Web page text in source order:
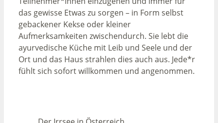
das gewisse Etwas zu sorgen – in Form selbst
gebackener Kekse oder kleiner
Aufmerksamkeiten zwischendurch. Sie lebt die
ayurvedische Küche mit Leib und Seele und der
Ort und das Haus strahlen dies auch aus. Jede*r
fühlt sich sofort willkommen und angenommen.